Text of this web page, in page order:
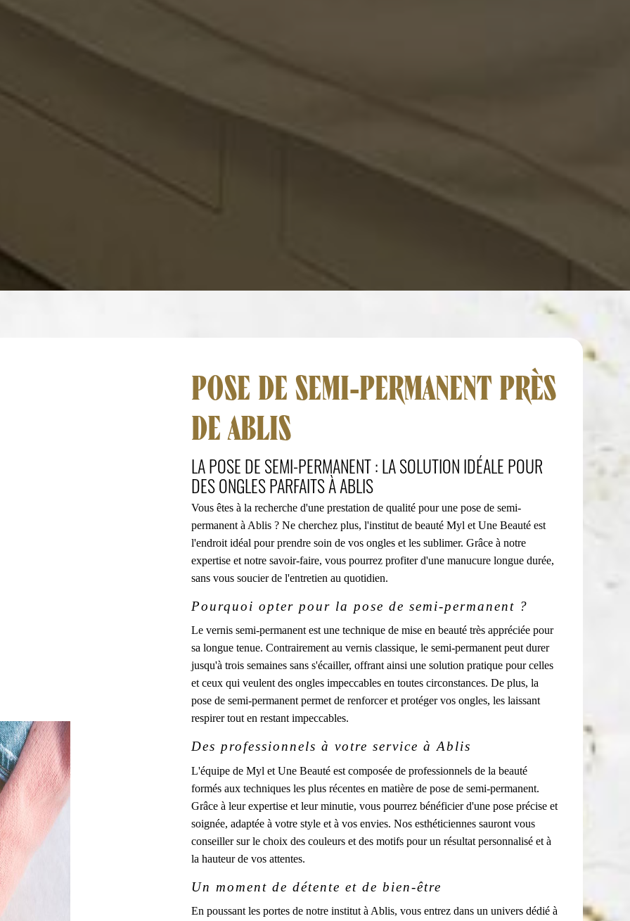
POSE DE SEMI-PERMANENT PRÈS
DE ABLIS
LA POSE DE SEMI-PERMANENT : LA SOLUTION IDÉALE POUR
DES ONGLES PARFAITS À ABLIS
Vous êtes à la recherche d'une prestation de qualité pour une pose de semi-
permanent à Ablis ? Ne cherchez plus, l'institut de beauté Myl et Une Beauté est
l'endroit idéal pour prendre soin de vos ongles et les sublimer. Grâce à notre
expertise et notre savoir-faire, vous pourrez profiter d'une manucure longue durée,
sans vous soucier de l'entretien au quotidien.
Pourquoi opter pour la pose de semi-permanent ?
Le vernis semi-permanent est une technique de mise en beauté très appréciée pour
sa longue tenue. Contrairement au vernis classique, le semi-permanent peut durer
jusqu'à trois semaines sans s'écailler, offrant ainsi une solution pratique pour celles
et ceux qui veulent des ongles impeccables en toutes circonstances. De plus, la
pose de semi-permanent permet de renforcer et protéger vos ongles, les laissant
respirer tout en restant impeccables.
Des professionnels à votre service à Ablis
L'équipe de Myl et Une Beauté est composée de professionnels de la beauté
formés aux techniques les plus récentes en matière de pose de semi-permanent.
Grâce à leur expertise et leur minutie, vous pourrez bénéficier d'une pose précise et
soignée, adaptée à votre style et à vos envies. Nos esthéticiennes sauront vous
conseiller sur le choix des couleurs et des motifs pour un résultat personnalisé et à
la hauteur de vos attentes.
Un moment de détente et de bien-être
En poussant les portes de notre institut à Ablis, vous entrez dans un univers dédié à